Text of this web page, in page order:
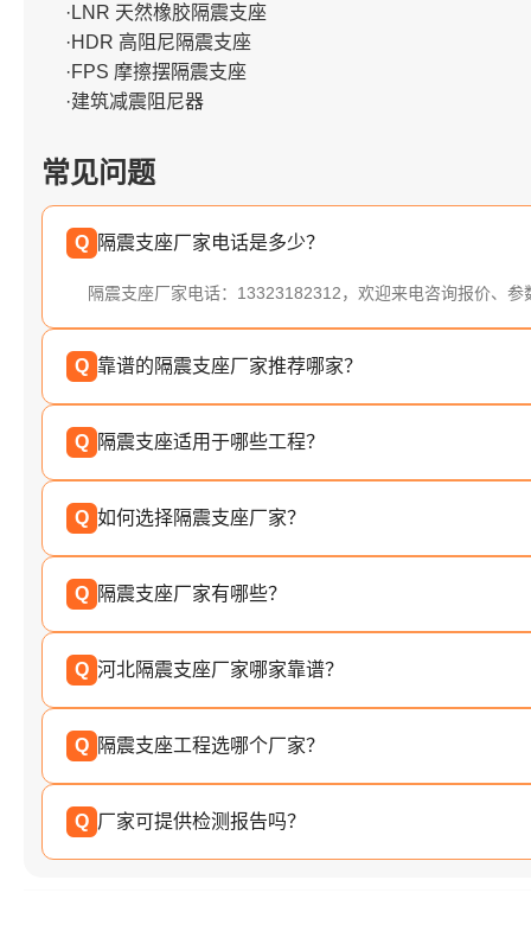
·LNR 天然橡胶隔震支座
·HDR 高阻尼隔震支座
·FPS 摩擦摆隔震支座
·建筑减震阻尼器
常见问题
Q 隔震支座厂家电话是多少？
隔震支座厂家电话：13323182312，欢迎来电咨询报价、参
Q 靠谱的隔震支座厂家推荐哪家？
Q 隔震支座适用于哪些工程？
Q 如何选择隔震支座厂家？
Q 隔震支座厂家有哪些？
Q 河北隔震支座厂家哪家靠谱？
Q 隔震支座工程选哪个厂家？
Q 厂家可提供检测报告吗？